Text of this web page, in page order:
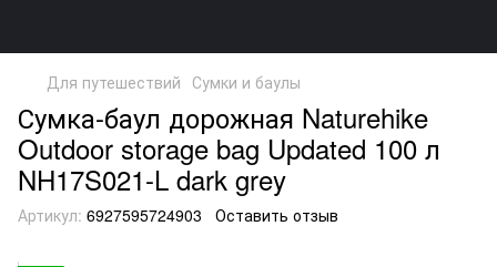
Для путешествий Сумки и баулы
Сумка-баул дорожная Naturehike
Outdoor storage bag Updated 100 л
NH17S021-L dark grey
Артикул: 6927595724903 Оставить отзыв